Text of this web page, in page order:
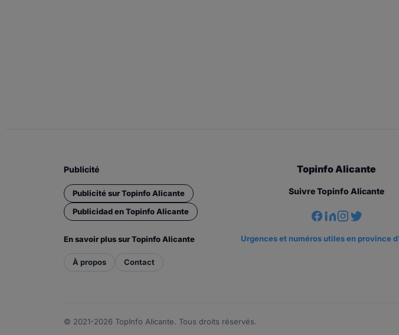
Publicité
Publicité sur Topinfo Alicante
Publicidad en Topinfo Alicante
En savoir plus sur Topinfo Alicante
À propos Contact
Topinfo Alicante
Suivre Topinfo Alicante
Urgences et numéros utiles en province
© 2021-2026 TopInfo Alicante. Tous droits réservés.